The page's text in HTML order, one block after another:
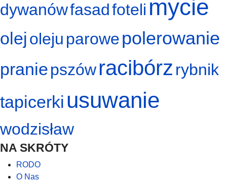
dywanówfasadfoteli mycie
olejoleju parowepolerowanie
praniepszówracibórz rybnik
tapicerki usuwanie
wodzisław
NA SKRÓTY
RODO
O Nas